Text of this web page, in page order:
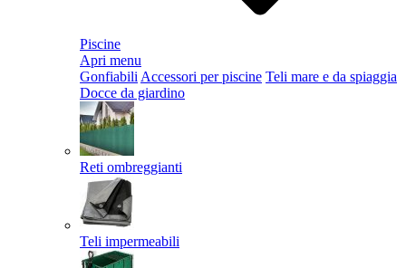
Piscine
Apri menu
Gonfiabili Accessori per piscine Teli mare e da spiaggia
Docce da giardino
Reti ombreggianti
Teli impermeabili